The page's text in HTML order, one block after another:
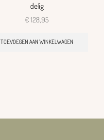
delig
€ 128,95
TOEVOEGEN AAN WINKELWAGEN